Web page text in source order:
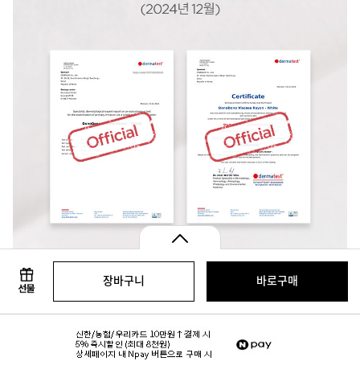
장바구니 바로구매